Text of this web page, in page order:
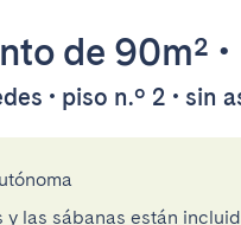
de 90m² •
• piso n.º 2 • sin
y las sábanas están